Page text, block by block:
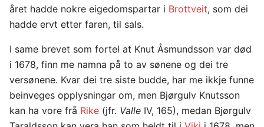
året hadde nokre eigedomspartar i Brottveit, som dei
hadde ervt etter faren, til sals.
I same brevet som fortel at Knut Åsmundsson var død
i 1678, finn me namna på to av sønene og dei tre
versønene. Kvar dei tre siste budde, har me ikkje funne
beinveges opplysningar om, men Bjørgulv Knutsson
kan ha vore frå Rike (jfr. Valle IV, 165), medan Bjørgulv